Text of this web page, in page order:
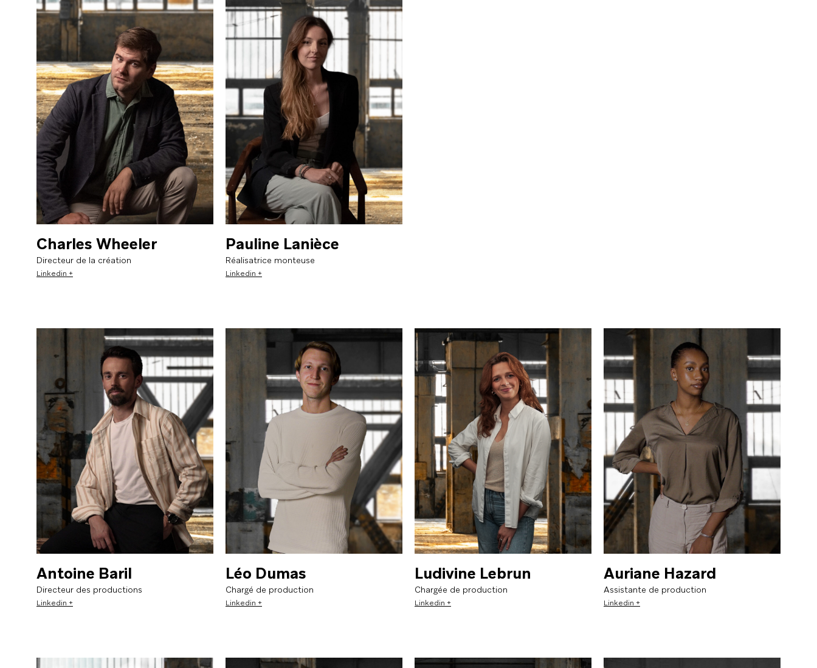
Agence créative dédiée aux marques
premium et maisons de luxe
Créateur d'expériences digitales
Charles Wheeler
Directeur de la création
Linkedin +
Pauline Lanièce
Réalisatrice monteuse
Linkedin +
Antoine Baril
Directeur des productions
Linkedin +
Léo Dumas
Chargé de production
Linkedin +
Ludivine Lebrun
Chargée de production
Linkedin +
Auriane Hazard
Assistante de production
Linkedin +